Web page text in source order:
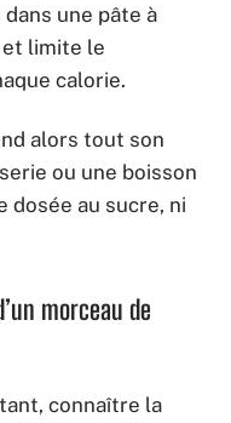
une pâte à
et limite le
calorie.
alors tout son
ou une boisson
dosée au sucre, ni
morceau de
connaître la